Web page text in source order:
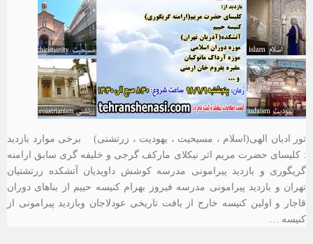
تور ادیان الهی(اسلام ، مسیحیت ، یهودیت ، زرتشتی) برخی موارد بازدید
: کلیسای حضرت مریم اثر نیکلای مارکف گرجی و خلیفه گری سابق ارامنه
گریگوری و بازدید پیرامونی مدرسه کوشش داویدیان آتشکده زرتشتیان
تهران و بازدید پیرامونی مدرسه فیروز بهرام کنیسه حییم از بناهای دوران
قاجار و اولین کنیسه خارج از بافت تاریخی عودلاجان وبازدید پیرامونی از
کنیسه …